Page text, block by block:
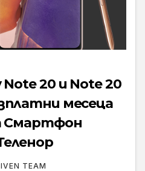
Note 20 и Note 20
месеца
Смартфон
TEAM